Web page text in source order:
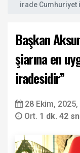
irade Cumhuriyet
Başkan
şiarına en
iradesidir”
28 Ekim, 2025,
Ort. 1 dk. 42